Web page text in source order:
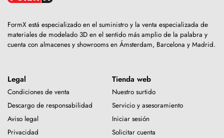
FormX está especializado en el suministro y la venta especializada de
materiales de modelado 3D en el sentido más amplio de la palabra y
cuenta con almacenes y showrooms en Ámsterdam, Barcelona y Madrid.
Legal
Condiciones de venta
Descargo de responsabilidad
Aviso legal
Privacidad
Tienda web
Nuestro surtido
Servicio y asesoramiento
Iniciar sesión
Solicitar cuenta